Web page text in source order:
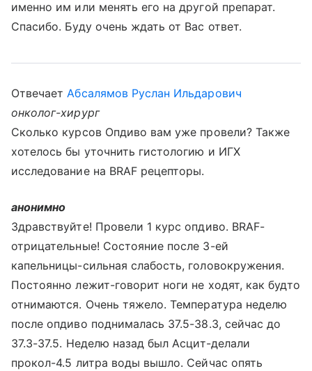
именно им или менять его на другой препарат.
Спасибо. Буду очень ждать от Вас ответ.
ОтвечаетАбсалямов Руслан Ильдарович
онколог-хирург
Сколько курсов Опдиво вам уже провели? Также
хотелось бы уточнить гистологию и ИГХ
исследование на BRAF рецепторы.
анонимно
Здравствуйте! Провели 1 курс опдиво. BRAF-
отрицательные! Состояние после 3-ей
капельницы-сильная слабость, головокружения.
Постоянно лежит-говорит ноги не ходят, как будто
отнимаются. Очень тяжело. Температура неделю
после опдиво поднималась 37.5-38.3, сейчас до
37.3-37.5. Неделю назад был Асцит-делали
прокол-4.5 литра воды вышло. Сейчас опять